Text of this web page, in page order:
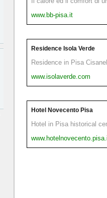
www.bb-pisa.it
Residence Isola Verde
Residence in Pisa
www.isolaverde.com
Hotel Novecento Pisa
Hotel in Pisa historical